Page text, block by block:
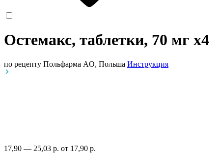
Остемакс, таблетки, 70 мг x4
по рецепту Польфарма AO, Польша Инструкция
17,90 — 25,03 р. от 17,90 р.